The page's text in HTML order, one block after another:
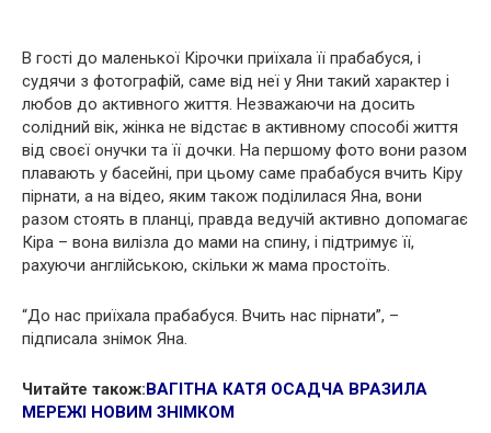
В гості до маленької Кірочки приїхала її прабабуся, і
судячи з фотографій, саме від неї у Яни такий характер і
любов до активного життя. Незважаючи на досить
солідний вік, жінка не відстає в активному способі життя
від своєї онучки та її дочки. На першому фото вони разом
плавають у басейні, при цьому саме прабабуся вчить Кіру
пірнати, а на відео, яким також поділилася Яна, вони
разом стоять в планці, правда ведучій активно допомагає
Кіра – вона вилізла до мами на спину, і підтримує її,
рахуючи англійською, скільки ж мама простоїть.
“До нас приїхала прабабуся. Вчить нас пірнати”, –
підписала знімок Яна.
Читайте також:ВАГІТНА КАТЯ ОСАДЧА ВРАЗИЛА
МЕРЕЖІ НОВИМ ЗНІМКОМ